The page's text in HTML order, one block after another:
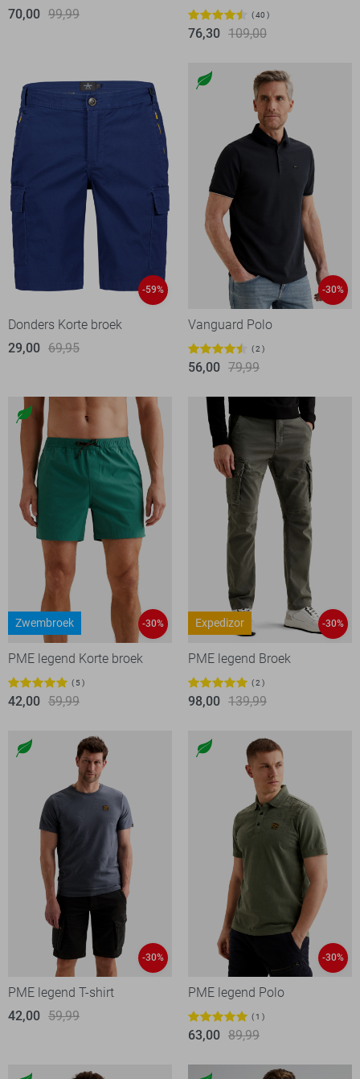
70,00 99,99 40
76,30 109,00
-59%
Donders Korte broek
29,00 69,95
-30%
Vanguard Polo
2
56,00 79,99
Zwembroek -30%
PME legend Korte broek
5
42,00 59,99
Expedizor -30%
PME legend Broek
2
98,00 139,99
-30%
PME legend T-shirt
42,00 59,99
-30%
PME legend Polo
1
63,00 89,99